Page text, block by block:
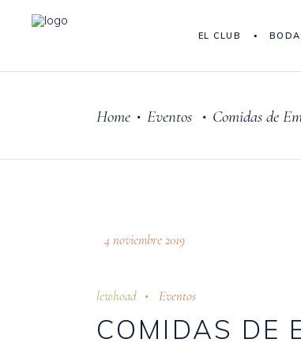
EL CLUB
Home • Eventos • Comidas de
4 noviembre 2019
lewhoad Eventos
COMIDAS DE